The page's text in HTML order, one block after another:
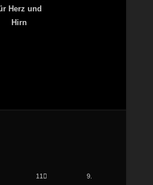
Herz und
Hirn
11
9.